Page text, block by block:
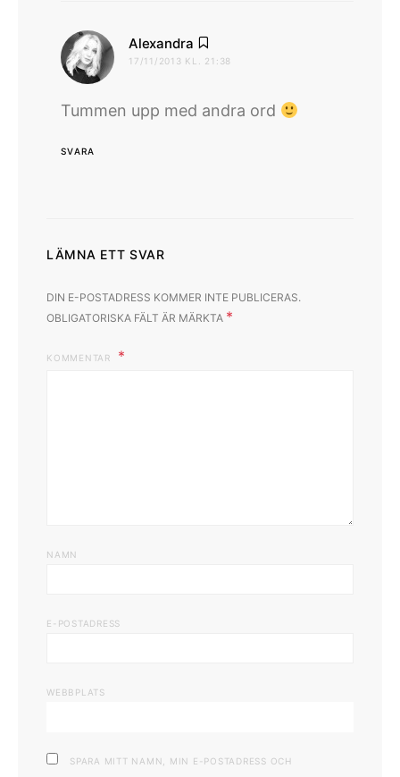
Alexandra
17/11/2013 KL. 21:38
Tummen upp med andra ord
SVARA
LÄMNA ETT SVAR
DIN E-POSTADRESS KOMMER INTE PUBLICERAS.
OBLIGATORISKA FÄLT ÄR MÄRKTA *
KOMMENTAR
NAMN
E-POSTADRESS
WEBBPLATS
SPARA MITT NAMN, MIN E-POSTADRESS OCH